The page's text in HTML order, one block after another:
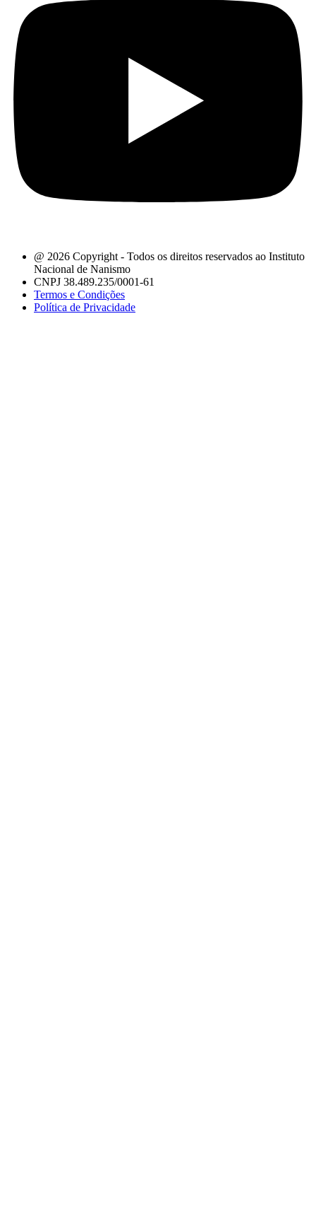
@ 2026 Copyright - Todos os direitos reservados ao Instituto
Nacional de Nanismo
CNPJ 38.489.235/0001-61
Termos e Condições
Política de Privacidade